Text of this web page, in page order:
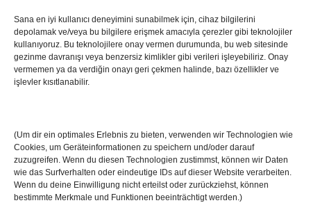
Sana en iyi kullanıcı deneyimini sunabilmek için, cihaz bilgilerini
depolamak ve/veya bu bilgilere erişmek amacıyla çerezler gibi teknolojiler
kullanıyoruz. Bu teknolojilere onay vermen durumunda, bu web sitesinde
gezinme davranışı veya benzersiz kimlikler gibi verileri işleyebiliriz. Onay
vermemen ya da verdiğin onayı geri çekmen halinde, bazı özellikler ve
işlevler kısıtlanabilir.
(Um dir ein optimales Erlebnis zu bieten, verwenden wir Technologien wie
Cookies, um Geräteinformationen zu speichern und/oder darauf
zuzugreifen. Wenn du diesen Technologien zustimmst, können wir Daten
wie das Surfverhalten oder eindeutige IDs auf dieser Website verarbeiten.
Wenn du deine Einwilligung nicht erteilst oder zurückziehst, können
bestimmte Merkmale und Funktionen beeinträchtigt werden.)
İstanbul’da Avrupa Ligi Finali: Freiburg ve Aston
Villa Boğaz’da Tarih Yazmaya Hazırlanıyor
08 May 2026
17 Nis 2026